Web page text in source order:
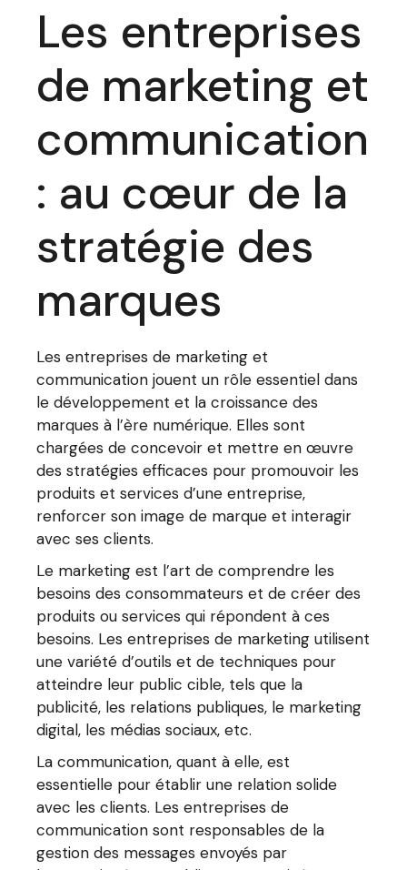
Les entreprises
de marketing et
communication
: au cœur de la
stratégie des
marques
Les entreprises de marketing et
communication jouent un rôle essentiel dans
le développement et la croissance des
marques à l’ère numérique. Elles sont
chargées de concevoir et mettre en œuvre
des stratégies efficaces pour promouvoir les
produits et services d’une entreprise,
renforcer son image de marque et interagir
avec ses clients.
Le marketing est l’art de comprendre les
besoins des consommateurs et de créer des
produits ou services qui répondent à ces
besoins. Les entreprises de marketing utilisent
une variété d’outils et de techniques pour
atteindre leur public cible, tels que la
publicité, les relations publiques, le marketing
digital, les médias sociaux, etc.
La communication, quant à elle, est
essentielle pour établir une relation solide
avec les clients. Les entreprises de
communication sont responsables de la
gestion des messages envoyés par